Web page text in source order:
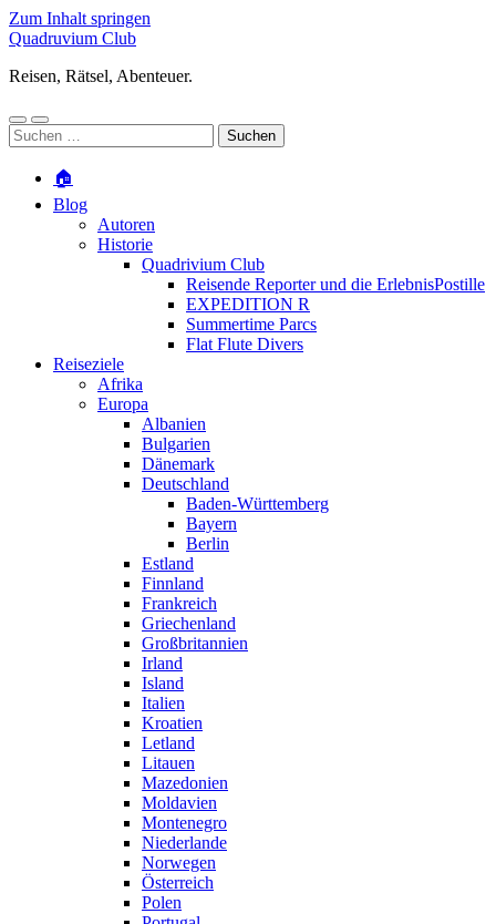
Zum Inhalt springen
Quadruvium Club
Reisen, Rätsel, Abenteuer.
Mobile-
Menü
Suchfeld
ein-/ausblenden
Suchen
nach:
🏠
Blog
Autoren
Historie
Quadrivium Club
Reisende Reporter und die ErlebnisPostille
EXPEDITION R
Summertime Parcs
Flat Flute Divers
Reiseziele
Afrika
Europa
Albanien
Bulgarien
Dänemark
Deutschland
Baden-Württemberg
Bayern
Berlin
Estland
Finnland
Frankreich
Griechenland
Großbritannien
Irland
Island
Italien
Kroatien
Letland
Litauen
Mazedonien
Moldavien
Montenegro
Niederlande
Norwegen
Österreich
Polen